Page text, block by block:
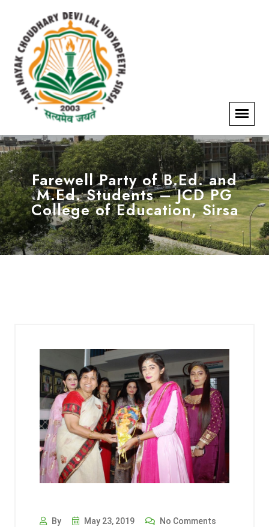
Farewell Party of B.Ed. and
M.Ed. Students – JCD PG
College of Education, Sirsa
By May 23, 2019 No Comments